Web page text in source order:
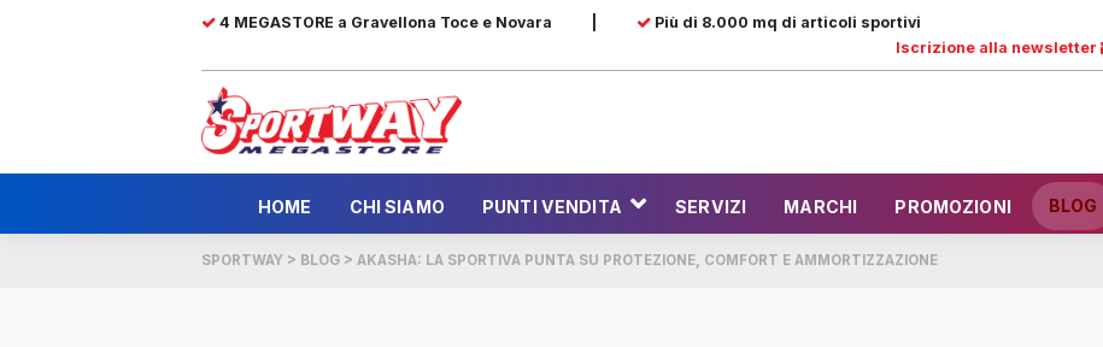
4 MEGASTORE a Gravellona Toce e Novara
Più di 8.000 mq di articoli sportivi
Iscrizione alla newsletter
HOME CHI SIAMO PUNTI VENDITA SERVIZI MARCHI PROMOZIONI BLOG
SPORTWAY > BLOG > AKASHA: LA SPORTIVA PUNTA SU PROTEZIONE, COMFORT E AMMORTIZZAZIONE